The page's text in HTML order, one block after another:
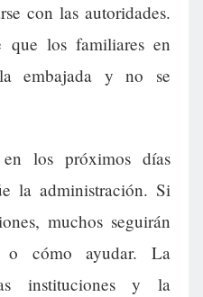
con las autoridades.
que los familiares en
embajada y no se
los próximos días
la administración. Si
muchos seguirán
o cómo ayudar. La
instituciones y la